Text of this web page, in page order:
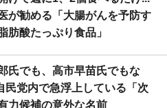
が勧める「大腸がんを予防す
肪酸たっぷり食品」
氏でも、高市早苗氏でもな
民党内で急浮上している「次
力候補の意外な名前